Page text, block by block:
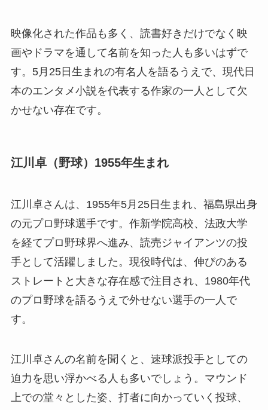
映像化された作品も多く、読書好きだけでなく映
画やドラマを通して名前を知った人も多いはずで
す。5月25日生まれの有名人を語るうえで、現代日
本のエンタメ小説を代表する作家の一人として欠
かせない存在です。
江川卓（野球）1955年生まれ
江川卓さんは、1955年5月25日生まれ、福島県出身
の元プロ野球選手です。作新学院高校、法政大学
を経てプロ野球界へ進み、読売ジャイアンツの投
手として活躍しました。現役時代は、伸びのある
ストレートと大きな存在感で注目され、1980年代
のプロ野球を語るうえで外せない選手の一人で
す。
江川卓さんの名前を聞くと、速球派投手としての
迫力を思い浮かべる人も多いでしょう。マウンド
上での堂々とした姿、打者に向かっていく投球、